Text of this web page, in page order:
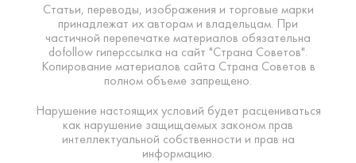
Статьи, переводы, изображения и торговые марки
принадлежат их авторам и владельцам. При
частичной перепечатке материалов обязательна
dofollow гиперссылка на сайт "Страна Советов".
Копирование материалов сайта Страна Советов в
полном объеме запрещено.
Нарушение настоящих условий будет расцениваться
как нарушение защищаемых законом прав
интеллектуальной собственности и прав на
информацию.